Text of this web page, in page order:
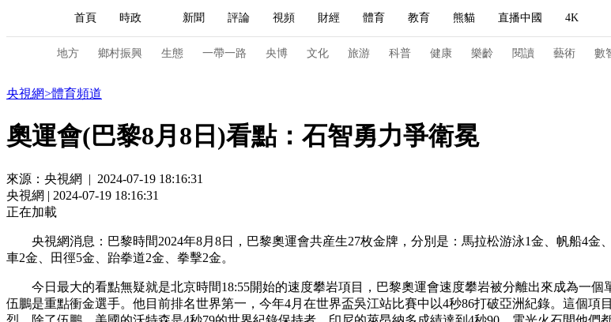
首頁 時政 新聞 評論 視頻 財經 體育 教育 熊貓 直播中國 4K
人民領袖習近平 中國領導人 央視快評 習式妙語 熱解讀 天天學習
直播 片庫 欄目大全 節目單 聽音 微視頻 主持人 下載央視影音
海外頻道 iPanda English Монгол
地方 鄉村振興 生態 一帶一路 央博 文化 旅游 科普 健康 樂齡 閱讀 藝術 數
新聞 國內 國際
視頻 小央視頻 小央直播 直播中國 熊貓頻道 VR/AR 4K專區 全景新聞
體育 直播 競猜 2026年世界盃 2026年冬奧會 CBA NBA 中超 國足 國際
央視網>體育頻道
奧運會(巴黎8月8日)看點：石智勇力爭衛冕
來源：央視網 | 2024-07-19 18:16:31
央視網 | 2024-07-19 18:16:31
正在加載
央視網消息：巴黎時間2024年8月8日，巴黎奧運會共産生27枚金牌，分別是：馬拉松游泳1金、帆船4
車2金、田徑5金、跆拳道2金、拳擊2金。
今日最大的看點無疑就是北京時間18:55開始的速度攀岩項目，巴黎奧運會速度攀岩被分離出來成為一
伍鵬是重點衝金選手。他目前排名世界第一，今年4月在世界盃吳江站比賽中以4秒86打破亞洲紀錄。這個